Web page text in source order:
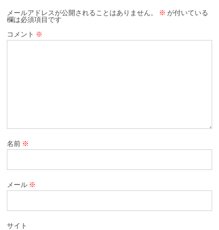
メールアドレスが公開されることはありません。 ※ が付いている
欄は必須項目です
コメント ※
名前 ※
メール ※
サイト